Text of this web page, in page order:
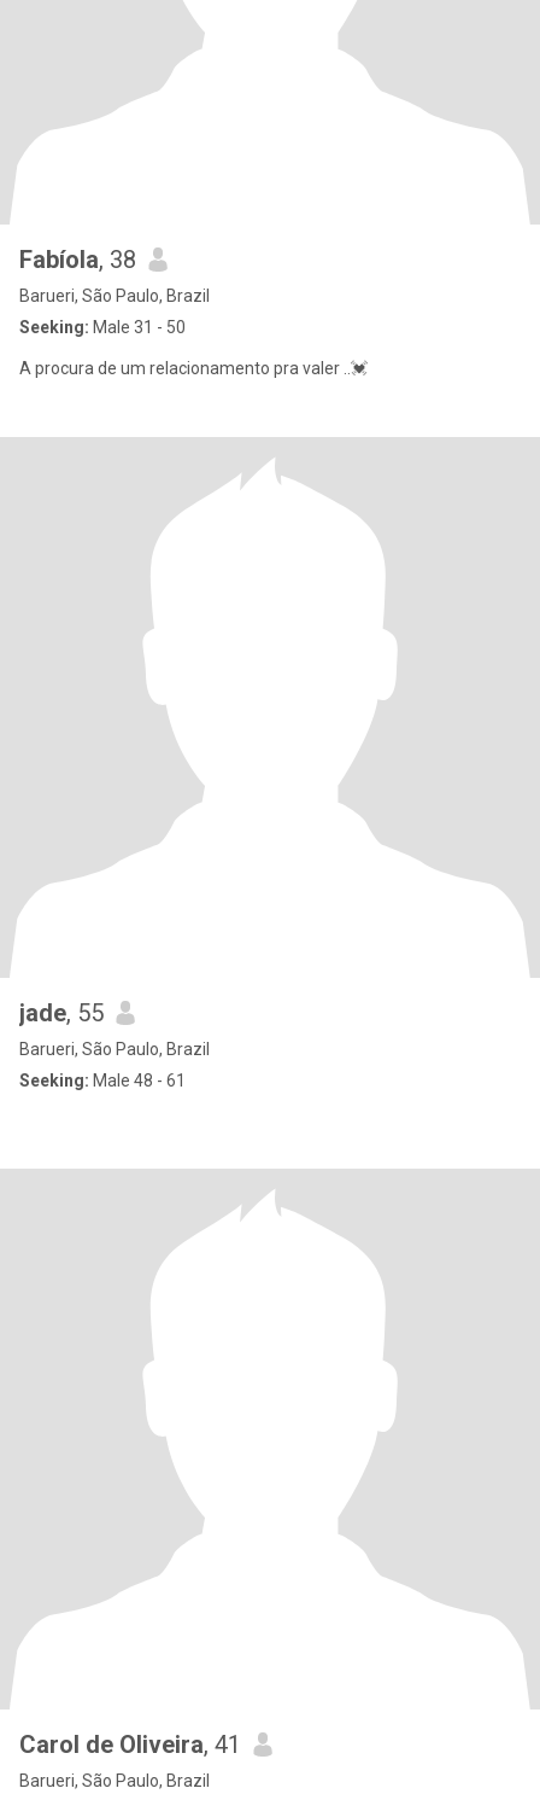
Fabíola, 38
Barueri, São Paulo, Brazil
Seeking: Male 31 - 50
A procura de um relacionamento pra valer ..💓
jade, 55
Barueri, São Paulo, Brazil
Seeking: Male 48 - 61
Carol de Oliveira, 41
Barueri, São Paulo, Brazil